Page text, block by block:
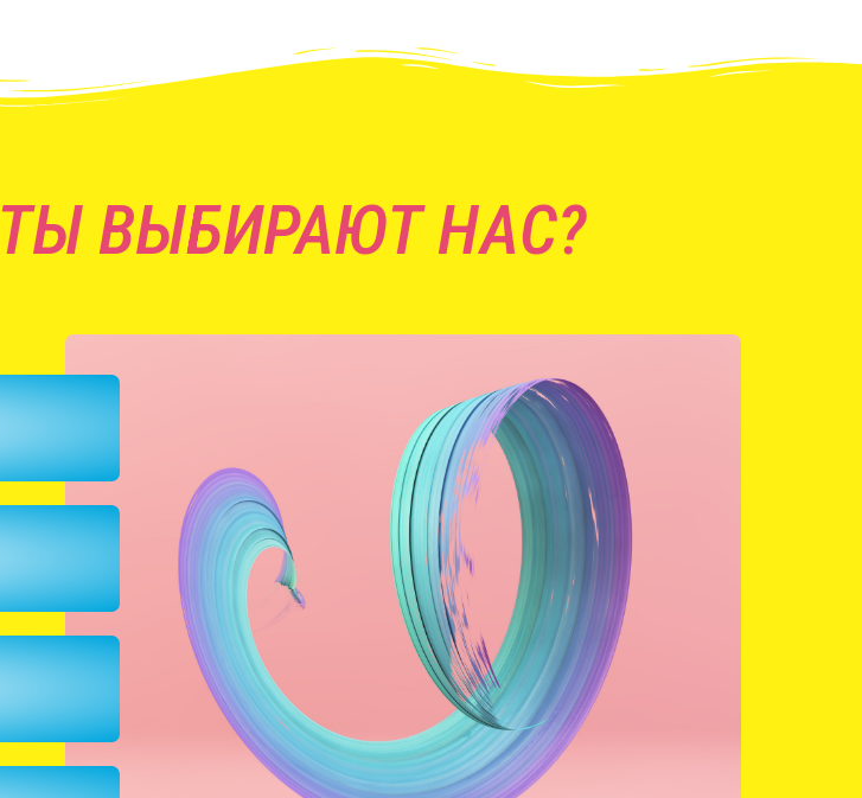
ВЫБИРАЮТ НАС?